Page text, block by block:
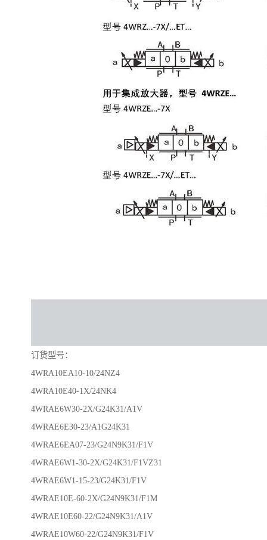
订货型号：
4WRA10EA10-10/24NZ4
4WRA10E40-1X/24NK4
4WRAE6W30-2X/G24K31/A1V
4WRAE6E30-23/A1G24K31
4WRAE6EA07-23/G24N9K31/F1V
4WRAE6W1-30-2X/G24K31/F1VZ31
4WRAE6W1-15-23/G24K31/F1V
4WRAE10E-60-2X/G24N9K31/F1M
4WRAE10E60-22/G24N9K31/A1V
4WRAE10W60-22/G24N9K31/F1V